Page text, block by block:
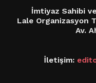
İmtiyaz Sahibi
Lale Organizasyon
Av.
İletişim: